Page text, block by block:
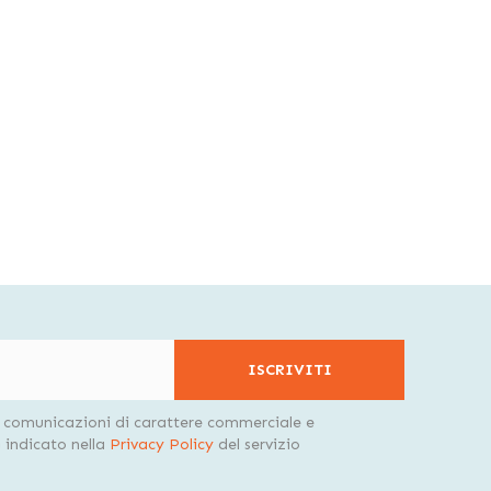
ha meno forza nelle braccia in quanto più
di terreno.
ISCRIVITI
di carattere commerciale e
indicato nella Privacy Policy del servizio